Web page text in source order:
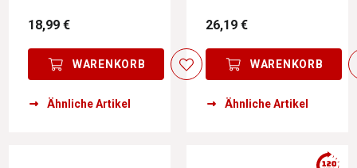
18,99 €
WARENKORB
Ähnliche Artikel
26,19 €
WARENKORB
Ähnliche Artikel